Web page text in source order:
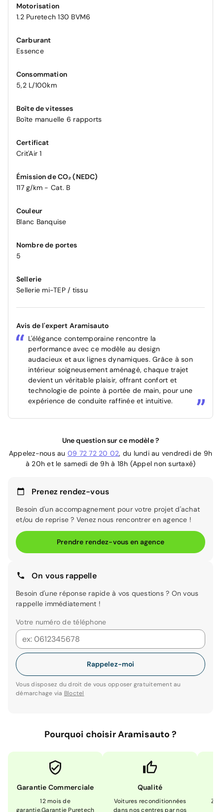
Motorisation
1.2 Puretech 130 BVM6
Carburant
Essence
Consommation
5,2 L/100km
Boîte de vitesses
Boîte manuelle 6 rapports
Certificat
Crit'Air 1
Émission de CO₂ (NEDC)
117 g/km - Cat. B
Couleur
Blanc Banquise
Nombre de portes
5
Sellerie
Sellerie mi-TEP / tissu
Avis de l'expert Aramisauto
L'élégance contemporaine rencontre la
performance avec ce modèle au design
audacieux et aux lignes dynamiques. Grâce à son
intérieur soigneusement aménagé, chaque trajet
devient un véritable plaisir, offrant confort et
technologie de pointe à portée de main, pour une
expérience de conduite raffinée et intuitive.
Une question sur ce modèle ?
Appelez-nous au 09 72 72 20 02, du lundi au vendredi de 9h
à 20h et le samedi de 9h à 18h (Appel non surtaxé)
Prenez rendez-vous
Besoin d'un accompagnement pour votre projet d'achat
et/ou de reprise ? Venez nous rencontrer en agence !
Prendre rendez-vous en agence
On vous rappelle
Besoin d'une réponse rapide à vos questions ? On vous
rappelle immédiatement !
Votre numéro de téléphone
Rappelez-moi
Vous disposez du droit de vous opposer gratuitement au
démarchage via Bloctel
Pourquoi choisir Aramisauto ?
Garantie Commerciale
12 mois de
garantie,Garantie Puretech
Qualité
Voitures reconditionnées
dans nos centres par nos